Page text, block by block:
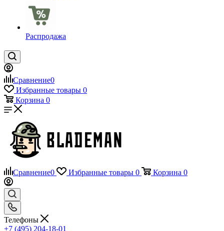
Распродажа
Сравнение0
Избранные товары 0
Корзина 0
Сравнение0 Избранные товары 0 Корзина 0
Телефоны
+7 (495) 204-18-01